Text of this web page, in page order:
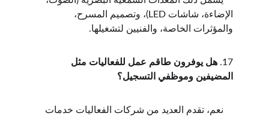
الإضاءة، شاشات LED)، وتصميم المسرح،
والمؤثرات الخاصة، والفنيين لتشغيلها.
17. هل يوفرون طاقم عمل للفعاليات مثل
المضيفين وموظفي التسجيل؟
    نعم، تقدم العديد من شركات الفعاليات خدمات